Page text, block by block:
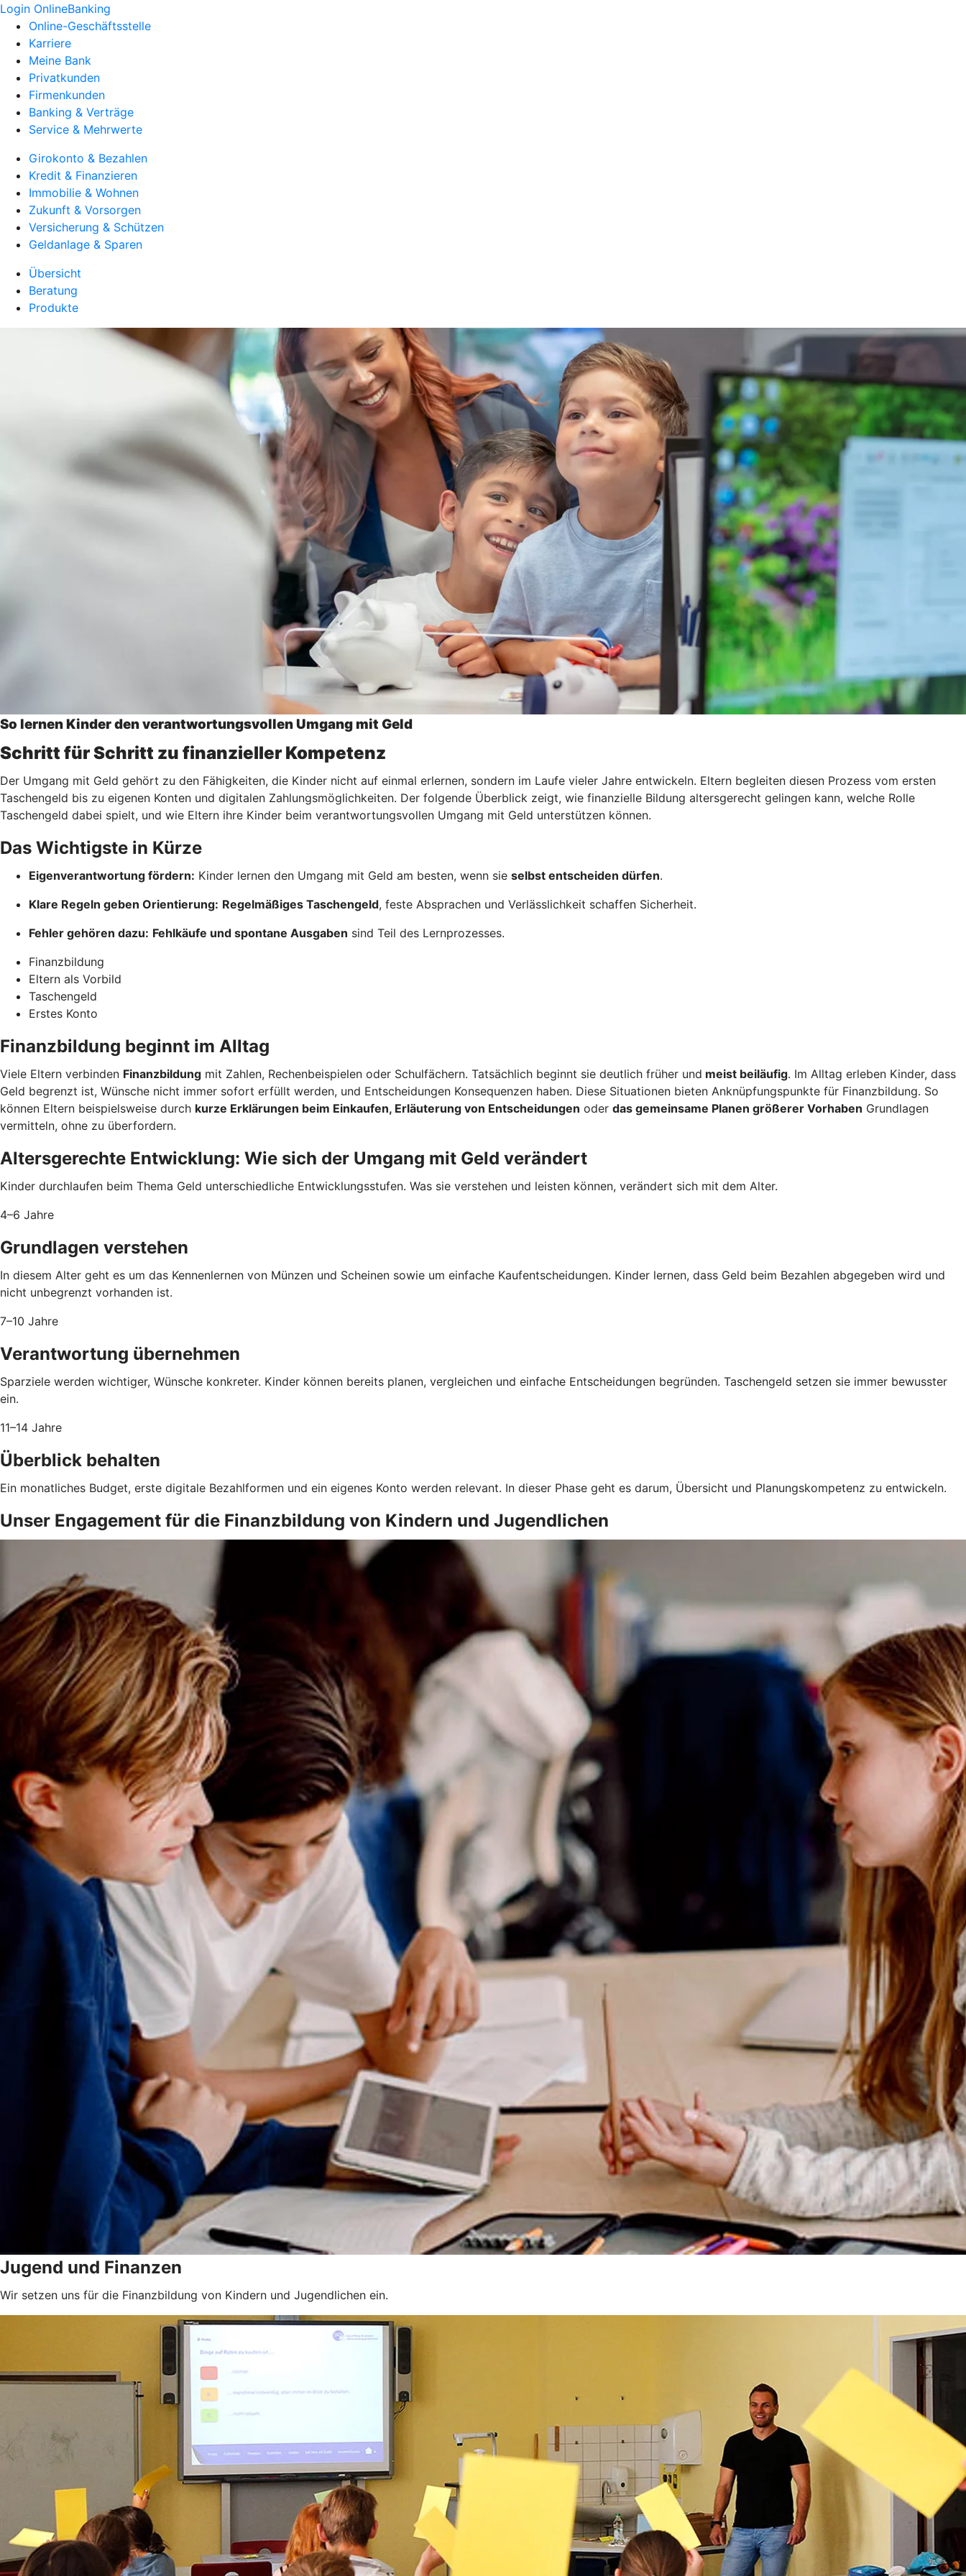
Login OnlineBanking
Online-Geschäftsstelle
Karriere
Meine Bank
Privatkunden
Firmenkunden
Banking & Verträge
Service & Mehrwerte
Girokonto & Bezahlen
Kredit & Finanzieren
Immobilie & Wohnen
Zukunft & Vorsorgen
Versicherung & Schützen
Geldanlage & Sparen
Übersicht
Beratung
Produkte
So lernen Kinder den verantwortungsvollen Umgang mit Geld
Schritt für Schritt zu finanzieller Kompetenz
Der Umgang mit Geld gehört zu den Fähigkeiten, die Kinder nicht auf einmal erlernen, sondern im Laufe vieler Jahre entwickeln. Eltern begleiten diesen Prozess vom ersten
Taschengeld bis zu eigenen Konten und digitalen Zahlungsmöglichkeiten. Der folgende Überblick zeigt, wie finanzielle Bildung altersgerecht gelingen kann, welche Rolle
Taschengeld dabei spielt, und wie Eltern ihre Kinder beim verantwortungsvollen Umgang mit Geld unterstützen können.
Das Wichtigste in Kürze
Eigenverantwortung fördern: Kinder lernen den Umgang mit Geld am besten, wenn sie selbst entscheiden dürfen.
Klare Regeln geben Orientierung: Regelmäßiges Taschengeld, feste Absprachen und Verlässlichkeit schaffen Sicherheit.
Fehler gehören dazu: Fehlkäufe und spontane Ausgaben sind Teil des Lernprozesses.
Finanzbildung
Eltern als Vorbild
Taschengeld
Erstes Konto
Finanzbildung beginnt im Alltag
Viele Eltern verbinden Finanzbildung mit Zahlen, Rechenbeispielen oder Schulfächern. Tatsächlich beginnt sie deutlich früher und meist beiläufig. Im Alltag erleben Kinder, dass
Geld begrenzt ist, Wünsche nicht immer sofort erfüllt werden, und Entscheidungen Konsequenzen haben. Diese Situationen bieten Anknüpfungspunkte für Finanzbildung. So
können Eltern beispielsweise durch kurze Erklärungen beim Einkaufen, Erläuterung von Entscheidungen oder das gemeinsame Planen größerer Vorhaben Grundlagen
vermitteln, ohne zu überfordern.
Altersgerechte Entwicklung: Wie sich der Umgang mit Geld verändert
Kinder durchlaufen beim Thema Geld unterschiedliche Entwicklungsstufen. Was sie verstehen und leisten können, verändert sich mit dem Alter.
4–6 Jahre
Grundlagen verstehen
In diesem Alter geht es um das Kennenlernen von Münzen und Scheinen sowie um einfache Kaufentscheidungen. Kinder lernen, dass Geld beim Bezahlen abgegeben wird und
nicht unbegrenzt vorhanden ist.
7–10 Jahre
Verantwortung übernehmen
Sparziele werden wichtiger, Wünsche konkreter. Kinder können bereits planen, vergleichen und einfache Entscheidungen begründen. Taschengeld setzen sie immer bewusster
ein.
11–14 Jahre
Überblick behalten
Ein monatliches Budget, erste digitale Bezahlformen und ein eigenes Konto werden relevant. In dieser Phase geht es darum, Übersicht und Planungskompetenz zu entwickeln.
Unser Engagement für die Finanzbildung von Kindern und Jugendlichen
Jugend und Finanzen
Wir setzen uns für die Finanzbildung von Kindern und Jugendlichen ein.